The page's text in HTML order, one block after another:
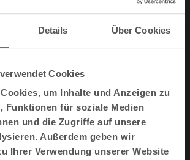
Details Über Cookies
Cookies
um Inhalte und Anzeigen zu
Funktionen für soziale Medien
und die Zugriffe auf unsere
Außerdem geben wir
Ihrer Verwendung unserer Website
über ACTIU-
Bürostühle
ergonomische
Unternehmensprojekt zu